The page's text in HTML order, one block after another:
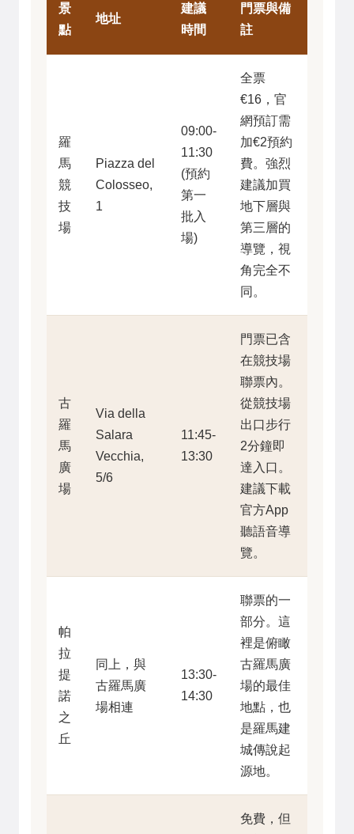
景
點
地址
建議
時間
門票與備
註
羅
馬
競
技
場
Piazza del
Colosseo,
1
09:00-
11:30
(預約
第一
批入
場)
全票
€16，官
網預訂需
加€2預約
費。強烈
建議加買
地下層與
第三層的
導覽，視
角完全不
同。
古
羅
馬
廣
場
Via della
Salara
Vecchia,
5/6
11:45-
13:30
門票已含
在競技場
聯票內。
從競技場
出口步行
2分鐘即
達入口。
建議下載
官方App
聽語音導
覽。
帕
拉
提
諾
之
丘
同上，與
古羅馬廣
場相連
13:30-
14:30
聯票的一
部分。這
裡是俯瞰
古羅馬廣
場的最佳
地點，也
是羅馬建
城傳說起
源地。
免費，但